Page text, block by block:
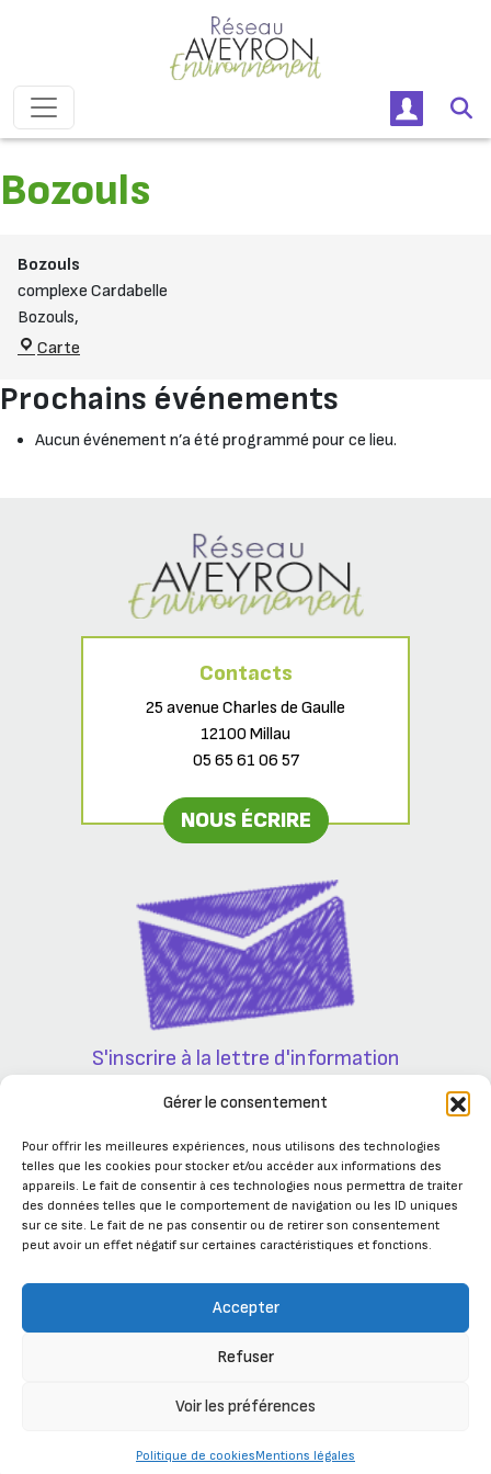
Gérer le consentement
Pour offrir les meilleures expériences, nous utilisons des technologies
telles que les cookies pour stocker et/ou accéder aux informations des
appareils. Le fait de consentir à ces technologies nous permettra de traiter
des données telles que le comportement de navigation ou les ID uniques
sur ce site. Le fait de ne pas consentir ou de retirer son consentement
peut avoir un effet négatif sur certaines caractéristiques et fonctions.
Accepter
Refuser
Voir les préférences
Politique de cookiesMentions légales
Navigation principale
Bozouls
Bozouls
complexe Cardabelle
Bozouls,
Carte
Prochains événements
Aucun événement n’a été programmé pour ce lieu.
Contacts
25 avenue Charles de Gaulle
12100 Millau
05 65 61 06 57
NOUS ÉCRIRE
S'inscrire à la lettre d'information
Se connecter
légales